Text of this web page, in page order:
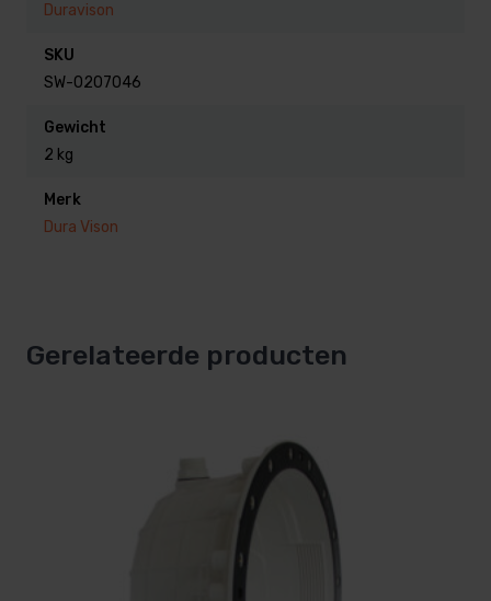
Duravison
SKU
SW-0207046
Gewicht
2 kg
Merk
Dura Vison
Gerelateerde producten